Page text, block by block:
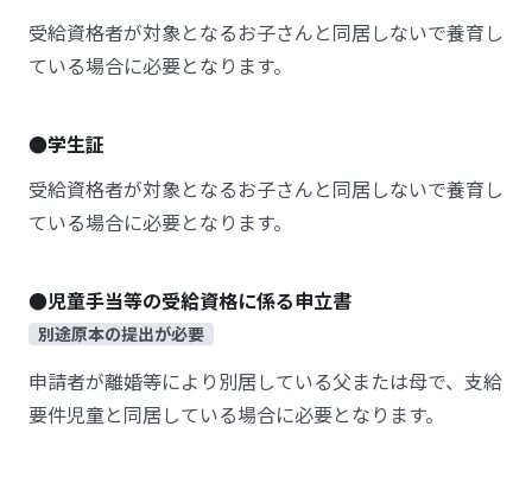
受給資格者が対象となるお子さんと同居しないで養育し
ている場合に必要となります。
●学生証
受給資格者が対象となるお子さんと同居しないで養育し
ている場合に必要となります。
●児童手当等の受給資格に係る申立書
別途原本の提出が必要
申請者が離婚等により別居している父または母で、支給
要件児童と同居している場合に必要となります。